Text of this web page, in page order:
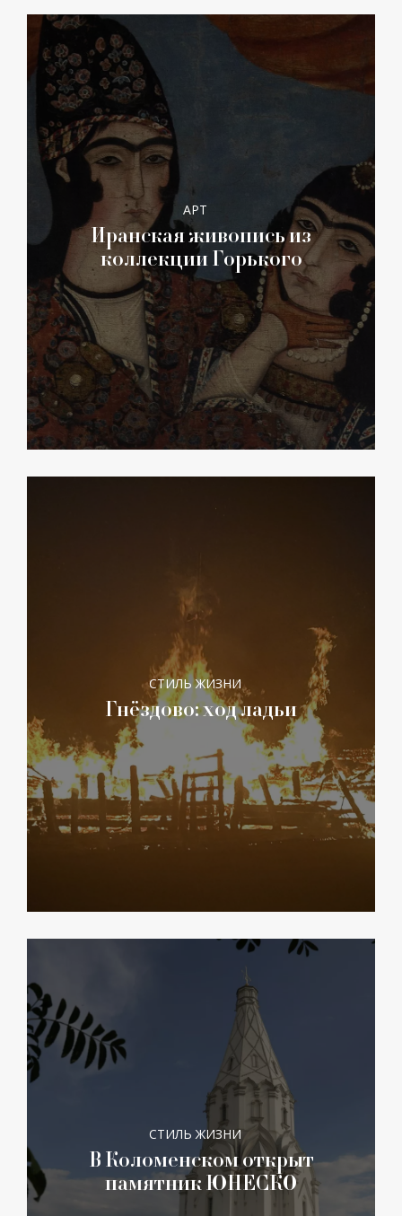
АРТ
Иранская живопись из
коллекции Горького
СТИЛЬ ЖИЗНИ
Гнёздово: ход ладьи
СТИЛЬ ЖИЗНИ
В Коломенском открыт
памятник ЮНЕСКО